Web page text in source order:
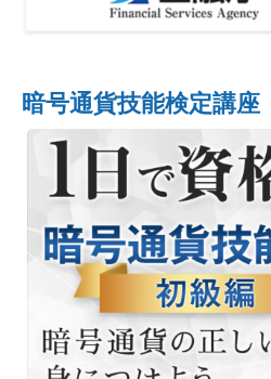
暗号通貨技能検定講座